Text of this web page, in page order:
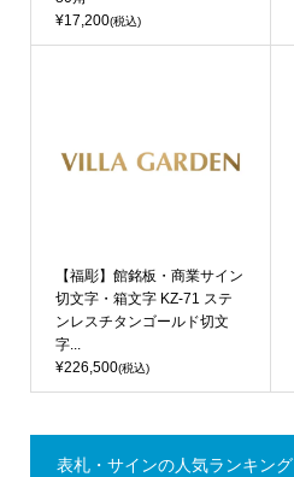
¥17,200(税込)
【福彫】館銘板・商業サイン
切文字・箱文字 KZ-71 ステ
ンレスチタンゴールド切文
字...
¥226,500(税込)
表札・サインの人気ランキング